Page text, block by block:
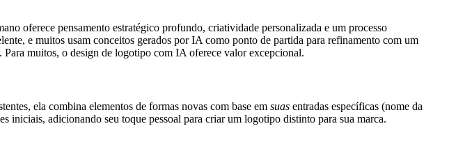
oferece pensamento estratégico profundo, criatividade personalizada e um processo
e muitos usam conceitos gerados por IA como ponto de partida para refinamento com um
Para muitos, o design de logotipo com IA oferece valor excepcional.
ela combina elementos de formas novas com base em suas entradas específicas (nome da
iniciais, adicionando seu toque pessoal para criar um logotipo distinto para sua marca.